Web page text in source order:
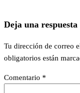
Deja una respuesta
Tu dirección de correo
obligatorios están
Comentario *